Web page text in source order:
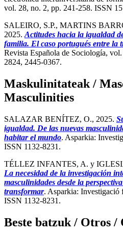
vol. 28, no. 2, pp. 241-258. ISSN
SALEIRO, S.P., MARTINS
2025. Actitudes hacia la igualdad
familia. El caso portugués entre la
Revista Española de Sociología,
2824, 2445-0367.
Maskulinitateak /
Masculinities
SALAZAR BENÍTEZ, O., 2025.
igualdad. De las nuevas
habitar el mundo. Asparkia:
ISSN 1132-8231.
TÉLLEZ INFANTES, A. y
La necesidad de la investigación
masculinidades desde la
transformar. Asparkia: Investigació
ISSN 1132-8231.
Beste batzuk / Otros /